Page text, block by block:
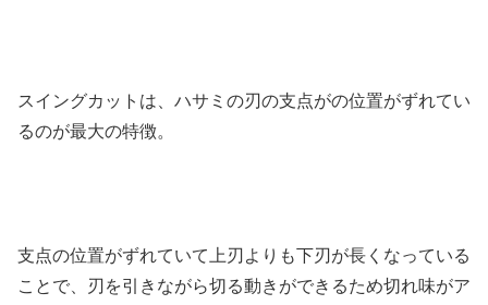
スイングカットは、ハサミの刃の支点がの位置がずれてい
るのが最大の特徴。
支点の位置がずれていて上刃よりも下刃が長くなっている
ことで、刃を引きながら切る動きができるため切れ味がア